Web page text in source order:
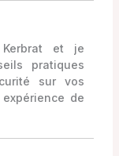
Kerbrat et je
pratiques
sur vos
de